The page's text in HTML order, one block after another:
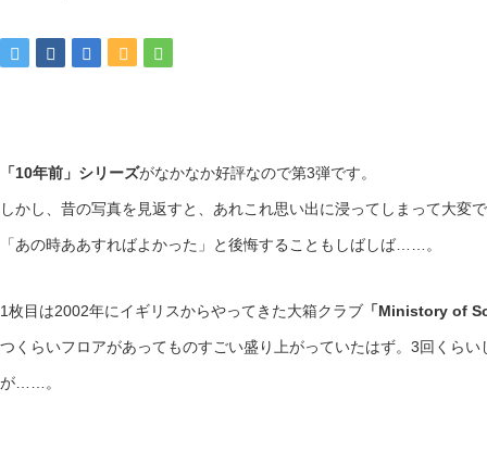
「10年前」シリーズがなかなか好評なので第3弾です。
しかし、昔の写真を見返すと、あれこれ思い出に浸ってしまって大変
「あの時ああすればよかった」と後悔することもしばしば……。
1枚目は2002年にイギリスからやってきた大箱クラブ 「Ministory of
つくらいフロアがあってものすごい盛り上がっていたはず。3回くら
が……。